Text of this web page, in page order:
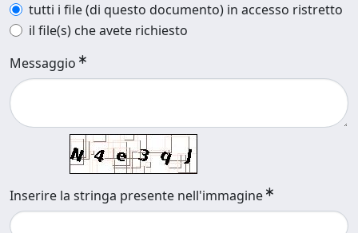
tutti i file (di questo documento) in accesso ristretto
il file(s) che avete richiesto
Messaggio
Inserire la stringa presente nell'immagine